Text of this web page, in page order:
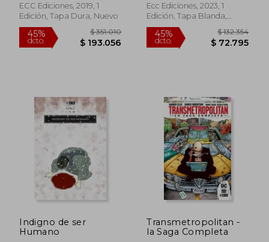
ECC Ediciones, 2019, 1
Edición, Tapa Dura, Nuevo
Ecc Ediciones, 2023, 1
Edición, Tapa Blanda,
Nuevo
Indigno de ser
Humano
Transmetropolitan -
la Saga Completa